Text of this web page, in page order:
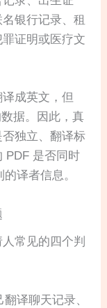
银行记录、租
证明或医疗文
成英文，但
据。因此，真
独立、翻译标
PDF 是否同时
译者信息。
常见的四个判
译聊天记录、